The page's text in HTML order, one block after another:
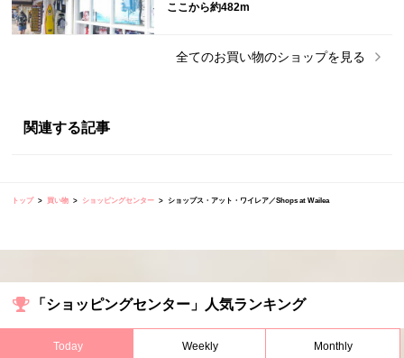
ここから約482m
全てのお買い物のショップを見る
関連する記事
トップ 買い物 ショッピングセンター ショップス・アット・ワイレア／Shops at Wailea
「ショッピングセンター」人気ランキング
Today Weekly Monthly